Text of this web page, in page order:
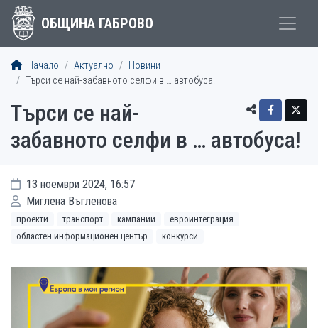
ОБЩИНА ГАБРОВО
Начало Актуално
Новини
Търси се най-забавното селфи в … автобуса!
Търси се най-
забавното селфи в … автобуса!
13 ноември 2024, 16:57
Миглена Въгленова
проекти транспорт кампании
евроинтеграция
областен информационен център
конкурси